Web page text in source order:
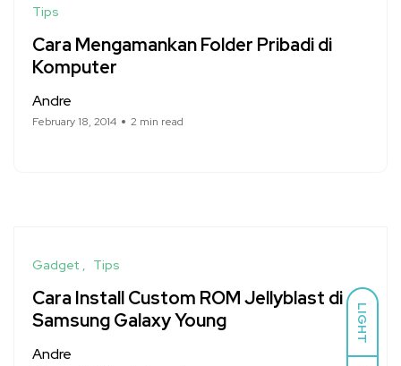
LIGHT
Tips
Cara Mengamankan Folder Pribadi di
Komputer
Andre
February 18, 2014 2 min read
Gadget Tips
Cara Install Custom ROM Jellyblast di
Samsung Galaxy Young
Andre